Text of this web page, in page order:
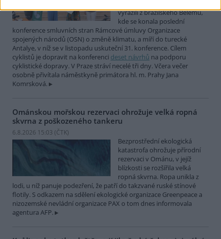
vyrazili z brazilského Belému,
kde se konala poslední
konference smluvních stran Rámcové úmluvy Organizace
spojených národů (OSN) o změně klimatu, a míří do turecké
Antalye, v níž se v listopadu uskuteční 31. konference. Cílem
cyklistů je dopravit na konferenci deset návrhů na podporu
cyklistické dopravy. V Praze stráví necelé tři dny. Včera večer
osobně přivítala náměstkyně primátora hl. m. Prahy Jana
Komrsková.
Ománskou mořskou rezervaci ohrožuje velká ropná
skvrna z poškozeného tankeru
6.8.2026 15:03 (ČTK)
Bezprostřední ekologická
katastrofa ohrožuje přírodní
rezervaci v Ománu, v jejíž
blízkosti se rozšířila velká
ropná skvrna. Ropa unikla z
lodi, u níž panuje podezření, že patří do takzvané ruské stínové
flotily. S odkazem na sdělení ekologické organizace Greenpeace a
nizozemské nevládní organizace PAX o tom dnes informovala
agentura AFP.